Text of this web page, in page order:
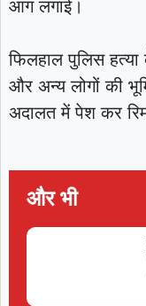
आग लगाई।
फिलहाल पुलिस
और अन्य लोगों की
अदालत में पेश कर
और भी